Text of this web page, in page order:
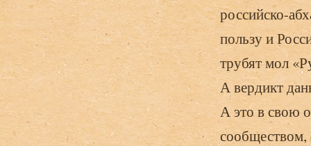
российско-
пользу и
трубят мол
А вердикт
А это в свою